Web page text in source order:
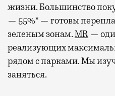
жизни. Большинство
— 55%* — готовы
зеленым зонам.MR —
реализующих
рядом с парками. Мы
заняться.